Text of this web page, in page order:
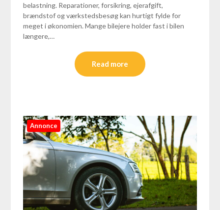
belastning. Reparationer, forsikring, ejerafgift,
brændstof og værkstedsbesøg kan hurtigt fylde for
meget i økonomien. Mange bilejere holder fast i bilen
længere,…
Read more
Annonce